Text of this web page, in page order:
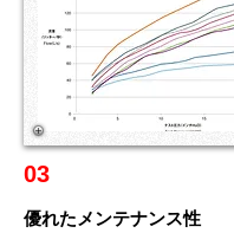
03
優れたメンテナンス性